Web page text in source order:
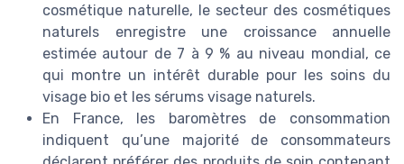
cosmétique naturelle, le secteur des cosmétiques
naturels enregistre une croissance annuelle
estimée autour de 7 à 9 % au niveau mondial, ce
qui montre un intérêt durable pour les soins du
visage bio et les sérums visage naturels.
En France, les baromètres de consommation
indiquent qu’une majorité de consommateurs